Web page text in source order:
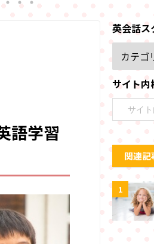
語学習
英会話ス
サイト内
関連記
1